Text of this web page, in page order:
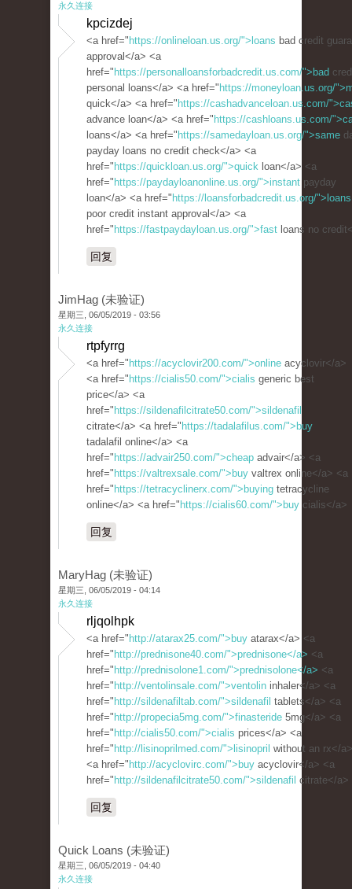
永久连接
kpcizdej
<a href=" https://onlineloan.us.org/">loans bad credit
approval</a> <a
href=" https://personalloansforbadcredit.us.com/">bad
personal loans</a> <a href=" https://moneyloan.us.org/
quick</a> <a href=" https://cashadvanceloan.us.com/
advance loan</a> <a href=" https://cashloans.us.com/
loans</a> <a href=" https://samedayloan.us.org/">same
payday loans no credit check</a> <a
href=" https://quickloan.us.org/">quick loan</a> <a
href=" https://paydayloanonline.us.org/">instant payday
loan</a> <a href=" https://loansforbadcredit.us.org/">loans
poor credit instant approval</a> <a
href=" https://fastpaydayloan.us.org/">fast loans no
回复
JimHag (未验证)
星期三, 06/05/2019 - 03:56
永久连接
rtpfyrrg
<a href=" https://acyclovir200.com/">online acyclovir</a>
<a href=" https://cialis50.com/">cialis generic best
price</a> <a
href=" https://sildenafilcitrate50.com/">sildenafil
citrate</a> <a href=" https://tadalafilus.com/">buy
tadalafil online</a> <a
href=" https://advair250.com/">cheap advair</a> <a
href=" https://valtrexsale.com/">buy valtrex online</a> <a
href=" https://tetracyclinerx.com/">buying tetracycline
online</a> <a href=" https://cialis60.com/">buy cialis</a>
回复
MaryHag (未验证)
星期三, 06/05/2019 - 04:14
永久连接
rljqolhpk
<a href=" http://atarax25.com/">buy atarax</a> <a
href=" http://prednisone40.com/">prednisone</a> <a
href=" http://prednisolone1.com/">prednisolone</a> <a
href=" http://ventolinsale.com/">ventolin inhaler</a> <a
href=" http://sildenafiltab.com/">sildenafil tablets</a> <a
href=" http://propecia5mg.com/">finasteride 5mg</a> <a
href=" http://cialis50.com/">cialis prices</a> <a
href=" http://lisinoprilmed.com/">lisinopril without an rx</a>
<a href=" http://acyclovirc.com/">buy acyclovir</a> <a
href=" http://sildenafilcitrate50.com/">sildenafil citrate</a>
回复
Quick Loans (未验证)
星期三, 06/05/2019 - 04:40
永久连接